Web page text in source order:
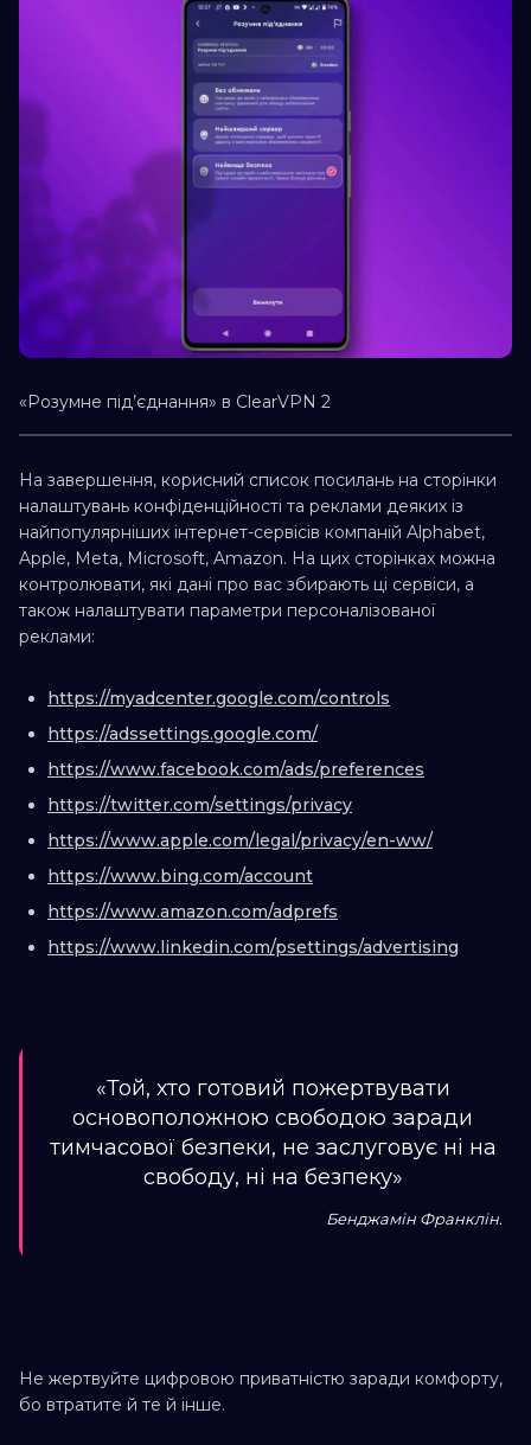
«Розумне під’єднання» в ClearVPN 2
На завершення, корисний список посилань на сторінки
налаштувань конфіденційності та реклами деяких із
найпопулярніших інтернет-сервісів компаній Alphabet,
Apple, Meta, Microsoft, Amazon. На цих сторінках можна
контролювати, які дані про вас збирають ці сервіси, а
також налаштувати параметри персоналізованої
реклами:
https://myadcenter.google.com/controls
https://adssettings.google.com/
https://www.facebook.com/ads/preferences
https://twitter.com/settings/privacy
https://www.apple.com/legal/privacy/en-ww/
https://www.bing.com/account
https://www.amazon.com/adprefs
https://www.linkedin.com/psettings/advertising
«Той, хто готовий пожертвувати
основоположною свободою заради
тимчасової безпеки, не заслуговує ні на
свободу, ні на безпеку»
Бенджамін Франклін.
Не жертвуйте цифровою приватністю заради комфорту,
бо втратите й те й інше.